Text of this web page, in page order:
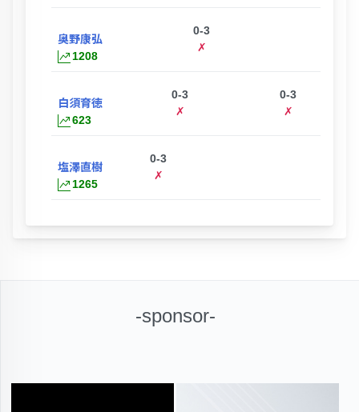
奥野康弘
1208
0-3
✗
白須育徳
623
0-3
✗
0-3
✗
塩澤直樹
1265
0-3
✗
-sponsor-